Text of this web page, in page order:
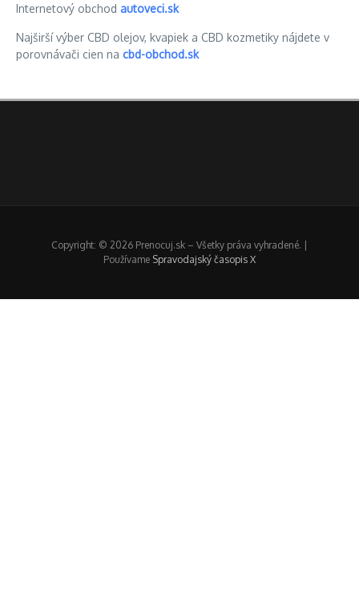
Internetový obchod autoveci.sk
Najširší výber CBD olejov, kvapiek a CBD kozmetiky nájdete v
porovnávači cien na cbd-obchod.sk
Copyright: © 2026 Prenocuj.sk – Všetky práva vyhradené. |
Používame Spravodajský časopis X